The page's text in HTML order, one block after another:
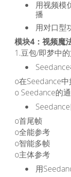
用视频模
播
用对口型
模块4：视频魔
1.豆包/即梦中
o在Seedance
o Seedance的
o首尾帧
o全能参考
o智能多帧
o主体参考
用